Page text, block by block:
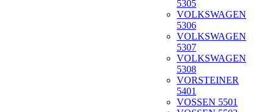
5305
VOLKSWAGEN
5306
VOLKSWAGEN
5307
VOLKSWAGEN
5308
VORSTEINER
5401
VOSSEN 5501